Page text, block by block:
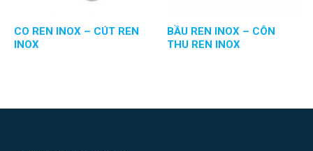
CO REN INOX – CÚT REN
INOX
BẦU REN INOX – CÔN
THU REN INOX